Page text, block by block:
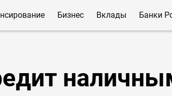
Бизнес Вклады Банки